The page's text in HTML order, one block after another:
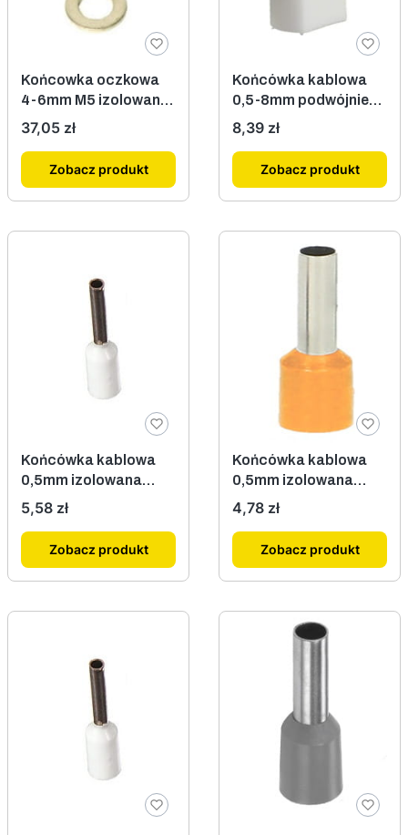
Końcowka oczkowa
4-6mm M5 izolowana
żółta 100szt.
Cena
37,05 zł
Zobacz produkt
Końcówka kablowa
0,5-8mm podwójnie
izolowana biała
100szt.
Cena
8,39 zł
Zobacz produkt
Końcówka kablowa
0,5mm izolowana
biała 100szt.
Cena
5,58 zł
Zobacz produkt
Końcówka kablowa
0,5mm izolowana
pomarańczowa
100szt.
Cena
4,78 zł
Zobacz produkt